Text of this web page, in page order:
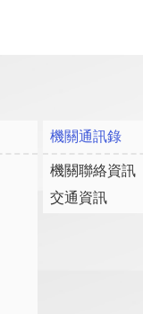
機關通訊錄
機關聯絡資訊
交通資訊